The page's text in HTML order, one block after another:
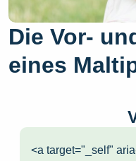
Die Vor-
eines
<a target="_self"